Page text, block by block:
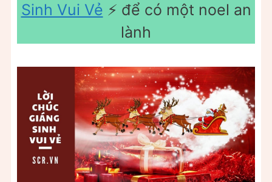
Sinh Vui Vẻ ⚡️ để có một noel an
lành